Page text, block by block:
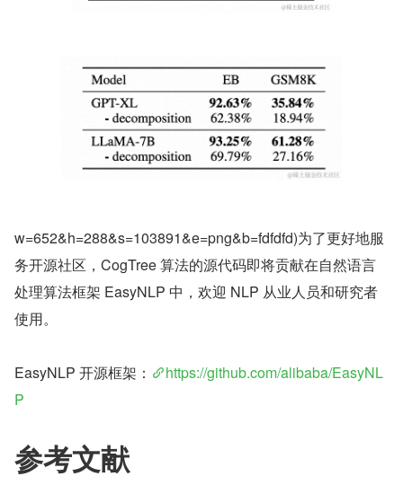
w=652&h=288&s=103891&e=png&b=fdfdfd)为了更好地服
务开源社区，CogTree 算法的源代码即将贡献在自然语言
处理算法框架 EasyNLP 中，欢迎 NLP 从业人员和研究者
使用。
EasyNLP 开源框架：
https://github.com/alibaba/EasyNL
P
参考文献